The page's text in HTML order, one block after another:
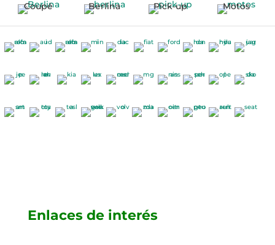
Coupé Berlina Pick-up Motos
Enlaces de interés